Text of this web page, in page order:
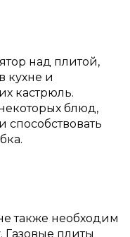
над плитой,
кухне и
кастрюль.
блюд,
способствовать
также необходим
Газовые плиты